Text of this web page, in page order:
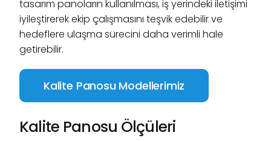
tasarım panoların kullanılması, iş yerindeki iletişimi
iyileştirerek ekip çalışmasını teşvik edebilir ve
hedeflere ulaşma sürecini daha verimli hale
getirebilir.
Kalite Panosu Modellerimiz
Kalite Panosu Ölçüleri